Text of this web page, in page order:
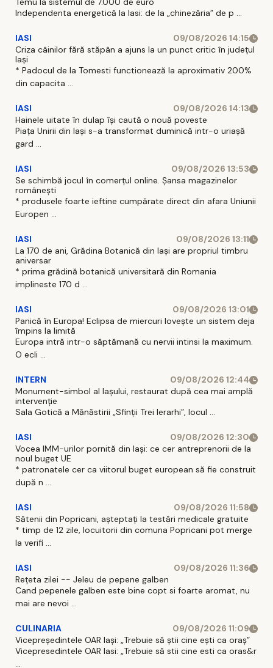
Independenta energetică la Iasi: de la „chinezăria” de p ...
IASI
09/08/2026 14:15
Criza câinilor fără stăpân a ajuns la un punct critic în județul
Iași
* Padocul de la Tomesti functionează la aproximativ 200%
din capacita ...
IASI
09/08/2026 14:13
Hainele uitate în dulap îşi caută o nouă poveste
Piaţa Unirii din Iaşi s-a transformat duminică intr-o uriaşă
gard ...
IASI
09/08/2026 13:53
Se schimbă jocul în comerțul online. Șansa magazinelor
românești
* produsele foarte ieftine cumpărate direct din afara Uniunii
Europen ...
IASI
09/08/2026 13:11
La 170 de ani, Grădina Botanică din Iași are propriul timbru
aniversar
* prima grădină botanică universitară din Romania
implineste 170 d ...
IASI
09/08/2026 13:01
Panică în Europa! Eclipsa de miercuri lovește un sistem deja
împins la limită
Europa intră intr-o săptămană cu nervii intinsi la maximum.
O ecli ...
INTERN
09/08/2026 12:44
Monument-simbol al Iaşului, restaurat după cea mai amplă
intervenţie
Sala Gotică a Mănăstirii „Sfinţii Trei Ierarhi”, locul ...
IASI
09/08/2026 12:30
Vocea IMM-urilor pornită din Iași: ce cer antreprenorii de la
noul buget UE
* patronatele cer ca viitorul buget european să fie construit
după n ...
IASI
09/08/2026 11:58
Sătenii din Popricani, așteptați la testări medicale gratuite
* timp de 12 zile, locuitorii din comuna Popricani pot merge
la verifi ...
IASI
09/08/2026 11:36
Rețeta zilei -- Jeleu de pepene galben
Cand pepenele galben este bine copt si foarte aromat, nu
mai are nevoi ...
CULINARIA
09/08/2026 11:09
Vicepreședintele OAR Iași: „Trebuie să știi cine ești ca oraș”
Vicepresedintele OAR Iasi: „Trebuie să stii cine esti ca oras&r
...